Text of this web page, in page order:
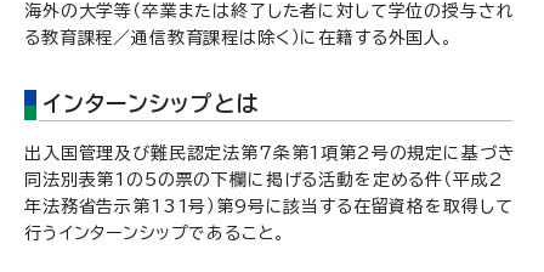
海外の大学等（卒業または終了した者に対して学位の授与され
る教育課程／通信教育課程は除く）に在籍する外国人。
インターンシップとは
出入国管理及び難民認定法第7条第1項第2号の規定に基づき
同法別表第1の5の票の下欄に掲げる活動を定める件（平成2
年法務省告示第131号）第9号に該当する在留資格を取得して
行うインターンシップであること。